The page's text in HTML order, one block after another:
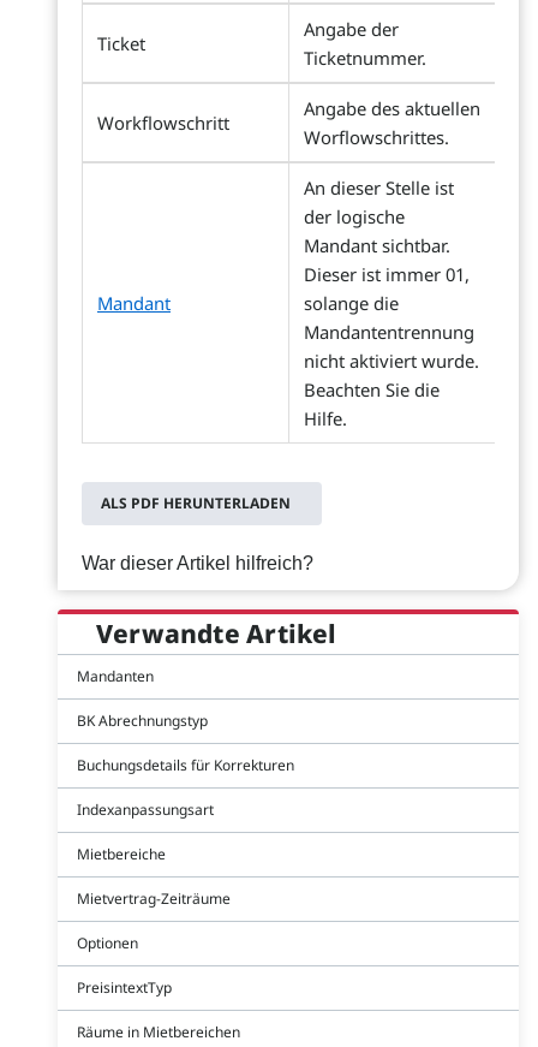
Ticket
Angabe der
Ticketnummer.
Workflowschritt
Angabe des aktuellen
Worflowschrittes.
Mandant
An dieser Stelle ist
der logische
Mandant sichtbar.
Dieser ist immer 01,
solange die
Mandantentrennung
nicht aktiviert wurde.
Beachten Sie die
Hilfe.
ALS PDF HERUNTERLADEN
War dieser Artikel hilfreich?
Verwandte Artikel
Mandanten
BK Abrechnungstyp
Buchungsdetails für Korrekturen
Indexanpassungsart
Mietbereiche
Mietvertrag-Zeiträume
Optionen
PreisintextTyp
Räume in Mietbereichen